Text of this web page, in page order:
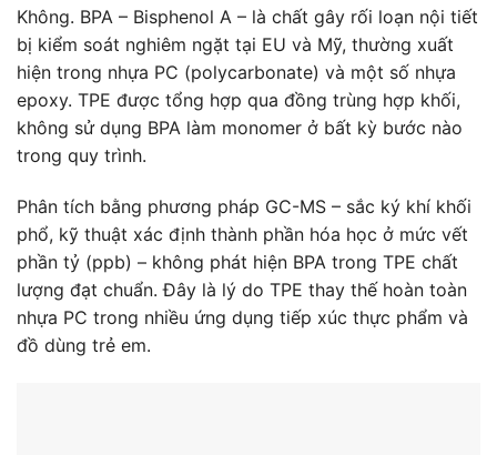
Không. BPA – Bisphenol A – là chất gây rối loạn nội tiết
bị kiểm soát nghiêm ngặt tại EU và Mỹ, thường xuất
hiện trong nhựa PC (polycarbonate) và một số nhựa
epoxy. TPE được tổng hợp qua đồng trùng hợp khối,
không sử dụng BPA làm monomer ở bất kỳ bước nào
trong quy trình.
Phân tích bằng phương pháp GC-MS – sắc ký khí khối
phổ, kỹ thuật xác định thành phần hóa học ở mức vết
phần tỷ (ppb) – không phát hiện BPA trong TPE chất
lượng đạt chuẩn. Đây là lý do TPE thay thế hoàn toàn
nhựa PC trong nhiều ứng dụng tiếp xúc thực phẩm và
đồ dùng trẻ em.